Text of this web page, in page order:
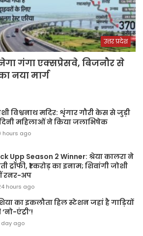
उत्तर प्रदेश
गंगा एक्सप्रेसवे, बिजनौर से
नया मार्ग
विश्वनाथ मदिर: शृंगार गौरी केस से जुड़ी
महिलाओं ने किया जलाभिषेक
hours ago
Upp Season 2 Winner: श्रेया कालरा ने
ट्रॉफी, ₹1 करोड़ का इनाम; शिवांगी जोशी
रनर-अप
hours ago
का इकलौता हिल स्टेशन जहां है गाड़ियों
एंट्री’!
day ago